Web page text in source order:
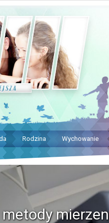
Rodzina Wychowanie
metody